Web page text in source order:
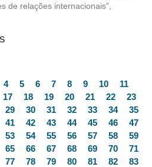
de relações internacionais”,
4 5 6 7 8 9 10
11
17 18 19 20 21 22
23
29 30 31 32 33 34
35
41 42 43 44 45 46
47
53 54 55 56 57 58
59
65 66 67 68 69 70
71
77 78 79 80 81 82
83